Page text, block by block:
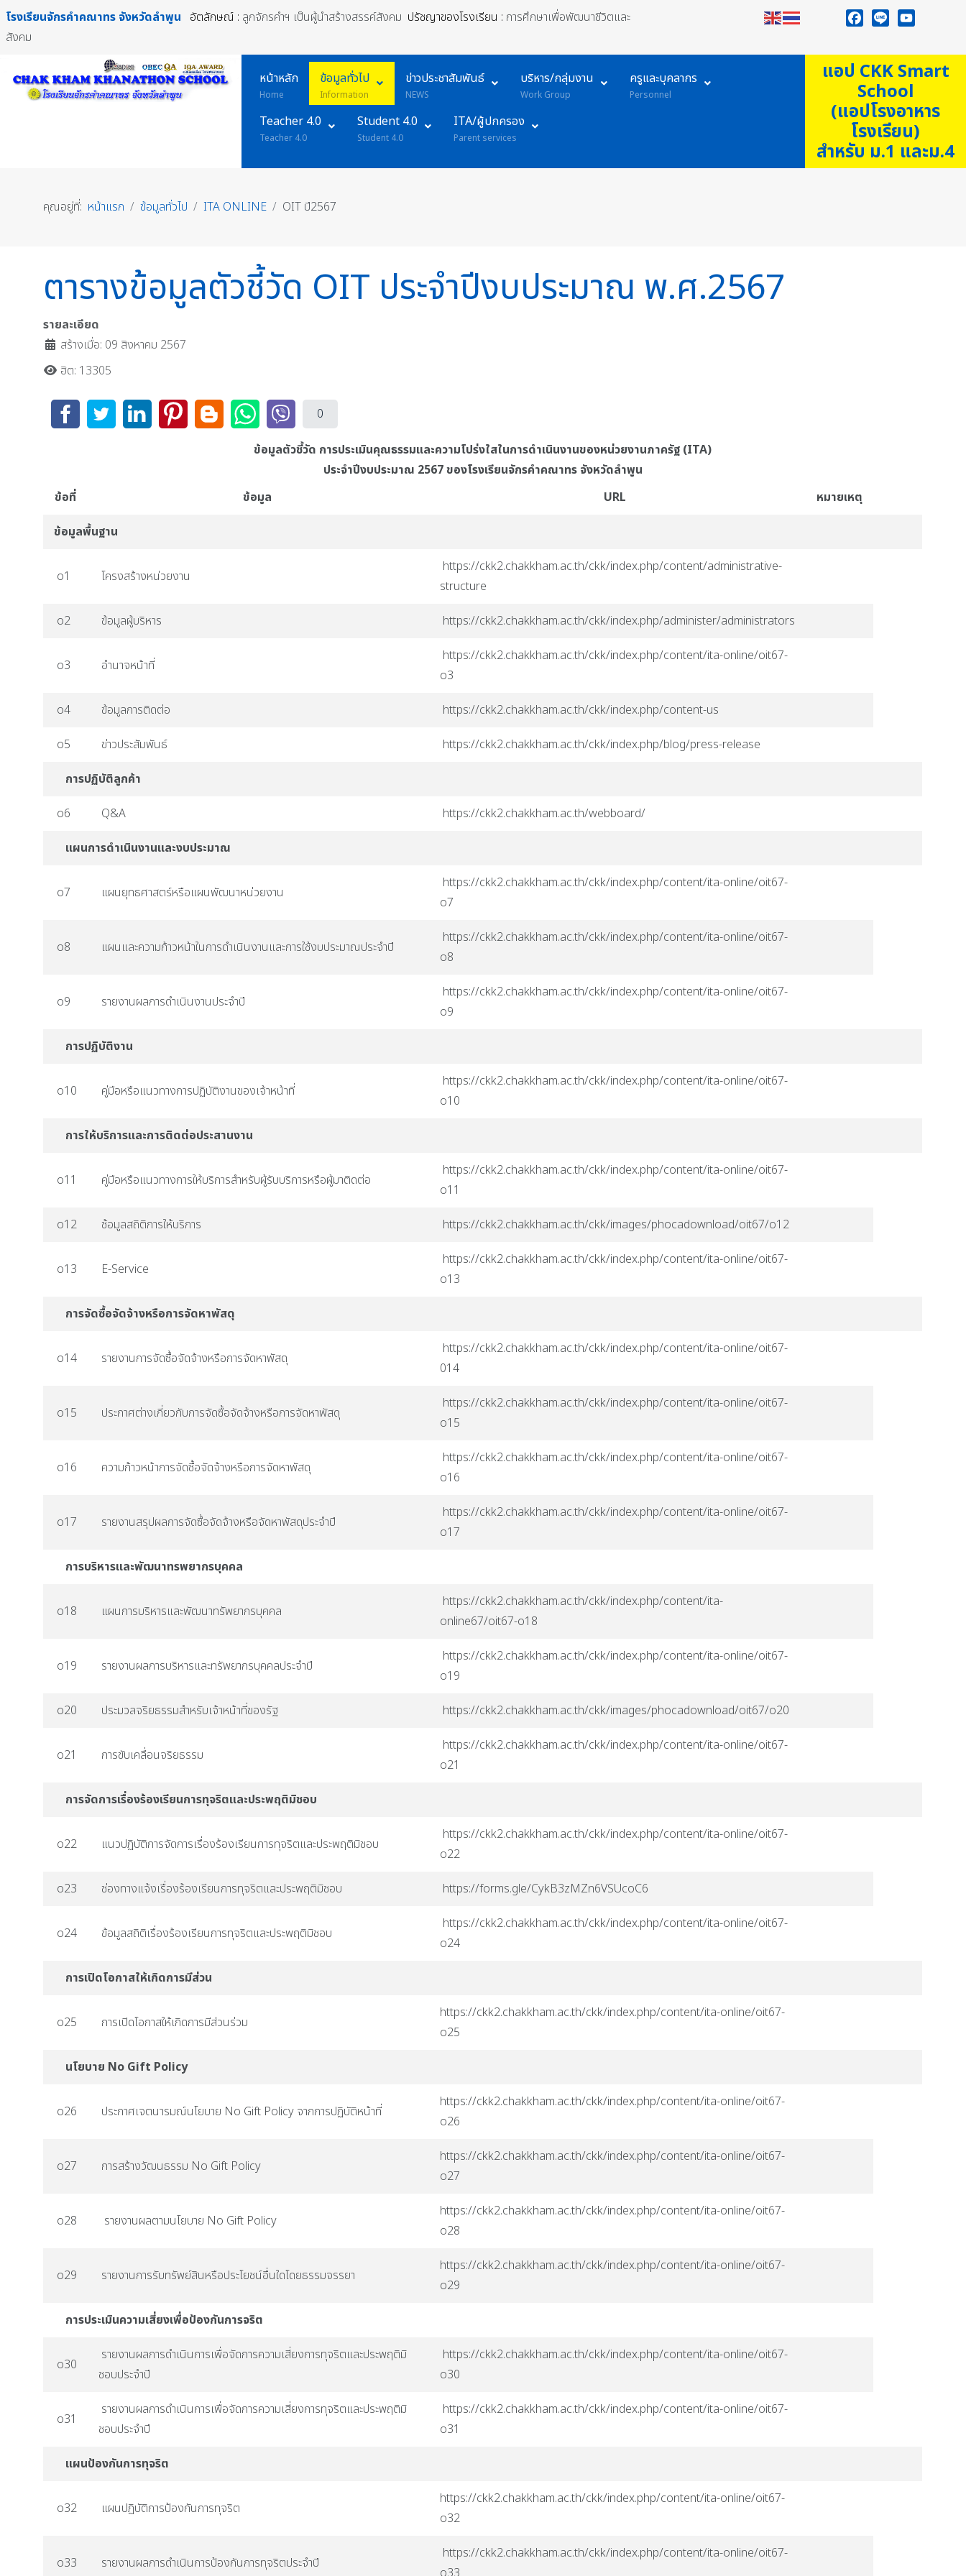
โรงเรียนจักรคำคณาทร จังหวัดลำพูน อัตลักษณ์ : ลูกจักรคำฯ เป็นผู้นำสร้างสรรค์สังคม ปรัชญาของโรงเรียน : การศึกษาเพื่อพัฒนาชีวิตและ
สังคม
หน้าหลัก
Home
ข้อมูลทั่วไป
Information
ข่าวประชาสัมพันธ์
NEWS
บริหาร/กลุ่มงาน
Work Group
ครูและบุคลากร
Personnel
Teacher 4.0
Teacher 4.0
Student 4.0
Student 4.0
ITA/ผู้ปกครอง
Parent services
แอป CKK Smart
School
(แอปโรงอาหาร
โรงเรียน)
สำหรับ ม.1 และม.4
คุณอยู่ที่: หน้าแรก ข้อมูลทั่วไป ITA ONLINE OIT ปี2567
ตารางข้อมูลตัวชี้วัด OIT ประจำปีงบประมาณ พ.ศ.2567
รายละเอียด
สร้างเมื่อ: 09 สิงหาคม 2567
ฮิต: 13305
0
ข้อมูลตัวชี้วัด การประเมินคุณธรรมและความโปร่งใสในการดำเนินงานของหน่วยงานภาครัฐ (ITA)
ประจำปีงบประมาณ 2567 ของโรงเรียนจักรคำคณาทร จังหวัดลำพูน
ข้อที่
ข้อมูล URL
หมายเหตุ
ข้อมูลพื้นฐาน
o1 โครงสร้างหน่วยงาน
https://ckk2.chakkham.ac.th/ckk/index.php/content/administrative-
structure
o2
ข้อมูลผู้บริหาร https://ckk2.chakkham.ac.th/ckk/index.php/administer/administrators
o3 อำนาจหน้าที่
https://ckk2.chakkham.ac.th/ckk/index.php/content/ita-online/oit67-
o3
o4
ข้อมูลการติดต่อ
https://ckk2.chakkham.ac.th/ckk/index.php/content-us
o5
ข่าวประสัมพันธ์
https://ckk2.chakkham.ac.th/ckk/index.php/blog/press-release
การปฏิบัติลูกค้า
o6
Q&A
https://ckk2.chakkham.ac.th/webboard/
แผนการดำเนินงานและงบประมาณ
o7 แผนยุทธศาสตร์หรือแผนพัฒนาหน่วยงาน
https://ckk2.chakkham.ac.th/ckk/index.php/content/ita-online/oit67-
o7
o8 แผนและความก้าวหน้าในการดำเนินงานและการใช้งบประมาณประจำปี
https://ckk2.chakkham.ac.th/ckk/index.php/content/ita-online/oit67-
o8
o9 รายงานผลการดำเนินงานประจำปี
https://ckk2.chakkham.ac.th/ckk/index.php/content/ita-online/oit67-
o9
การปฏิบัติงาน
o10 คู่มือหรือแนวทางการปฏิบัติงานของเจ้าหน้าที่
https://ckk2.chakkham.ac.th/ckk/index.php/content/ita-online/oit67-
o10
การให้บริการและการติดต่อประสานงาน
o11 คู่มือหรือแนวทางการให้บริการสำหรับผู้รับบริการหรือผู้มาติดต่อ
https://ckk2.chakkham.ac.th/ckk/index.php/content/ita-online/oit67-
o11
o12
ช้อมูลสถิติการให้บริการ https://ckk2.chakkham.ac.th/ckk/images/phocadownload/oit67/o12
o13 E-Service
https://ckk2.chakkham.ac.th/ckk/index.php/content/ita-online/oit67-
o13
การจัดซื้อจัดจ้างหรือการจัดหาพัสดุ
o14 รายงานการจัดซื้อจัดจ้างหรือการจัดหาพัสดุ
https://ckk2.chakkham.ac.th/ckk/index.php/content/ita-online/oit67-
014
o15 ประกาศต่างเกี่ยวกับการจัดซื้อจัดจ้างหรือการจัดหาพัสดุ
https://ckk2.chakkham.ac.th/ckk/index.php/content/ita-online/oit67-
o15
o16 ความก้าวหน้าการจัดซื้อจัดจ้างหรือการจัดหาพัสดุ
https://ckk2.chakkham.ac.th/ckk/index.php/content/ita-online/oit67-
o16
o17 รายงานสรุปผลการจัดซื้อจัดจ้างหรือจัดหาพัสดุประจำปี
https://ckk2.chakkham.ac.th/ckk/index.php/content/ita-online/oit67-
o17
การบริหารและพัฒนาทรพยากรบุคคล
o18 แผนการบริหารและพัฒนาทรัพยากรบุคคล
https://ckk2.chakkham.ac.th/ckk/index.php/content/ita-
online67/oit67-o18
o19 รายงานผลการบริหารและทรัพยากรบุคคลประจำปี
https://ckk2.chakkham.ac.th/ckk/index.php/content/ita-online/oit67-
o19
o20
ประมวลจริยธรรมสำหรับเจ้าหน้าที่ของรัฐ https://ckk2.chakkham.ac.th/ckk/images/phocadownload/oit67/o20
o21 การขับเคลื่อนจริยธรรม
https://ckk2.chakkham.ac.th/ckk/index.php/content/ita-online/oit67-
o21
การจัดการเรื่องร้องเรียนการทุจริตและประพฤติมิชอบ
o22 แนวปฏิบัติการจัดการเรื่องร้องเรียนการทุจริตและประพฤติมิชอบ
https://ckk2.chakkham.ac.th/ckk/index.php/content/ita-online/oit67-
o22
o23
ช่องทางแจ้งเรื่องร้องเรียนการทุจริตและประพฤติมิชอบ https://forms.gle/CykB3zMZn6VSUcoC6
o24 ข้อมูลสถิติเรื่องร้องเรียนการทุจริตและประพฤติมิชอบ
https://ckk2.chakkham.ac.th/ckk/index.php/content/ita-online/oit67-
o24
การเปิดโอกาสให้เกิดการมีส่วน
o25 การเปิดโอกาสให้เกิดการมีส่วนร่วม
https://ckk2.chakkham.ac.th/ckk/index.php/content/ita-online/oit67-
o25
นโยบาย No Gift Policy
o26 ประกาศเจตนารมณ์นโยบาย No Gift Policy จากการปฏิบัติหน้าที่
https://ckk2.chakkham.ac.th/ckk/index.php/content/ita-online/oit67-
o26
o27 การสร้างวัฒนธรรม No Gift Policy
https://ckk2.chakkham.ac.th/ckk/index.php/content/ita-online/oit67-
o27
o28 รายงานผลตามนโยบาย No Gift Policy
https://ckk2.chakkham.ac.th/ckk/index.php/content/ita-online/oit67-
o28
o29 รายงานการรับทรัพย์สินหรือประโยชน์อื่นใดโดยธรรมจรรยา
https://ckk2.chakkham.ac.th/ckk/index.php/content/ita-online/oit67-
o29
การประเมินความเสี่ยงเพื่อป้องกันการจริต
o30
รายงานผลการดำเนินการเพื่อจัดการความเสี่ยงการทุจริตและประพฤติมิ
ชอบประจำปี
https://ckk2.chakkham.ac.th/ckk/index.php/content/ita-online/oit67-
o30
o31
รายงานผลการดำเนินการเพื่อจัดการความเสี่ยงการทุจริตและประพฤติมิ
ชอบประจำปี
https://ckk2.chakkham.ac.th/ckk/index.php/content/ita-online/oit67-
o31
แผนป้องกันการทุจริต
o32 แผนปฏิบัติการป้องกันการทุจริต
https://ckk2.chakkham.ac.th/ckk/index.php/content/ita-online/oit67-
o32
o33 รายงานผลการดำเนินการป้องกันการทุจริตประจำปี
https://ckk2.chakkham.ac.th/ckk/index.php/content/ita-online/oit67-